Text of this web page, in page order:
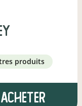
produits
Acheter